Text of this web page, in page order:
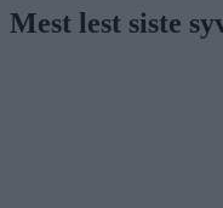
Mest lest siste